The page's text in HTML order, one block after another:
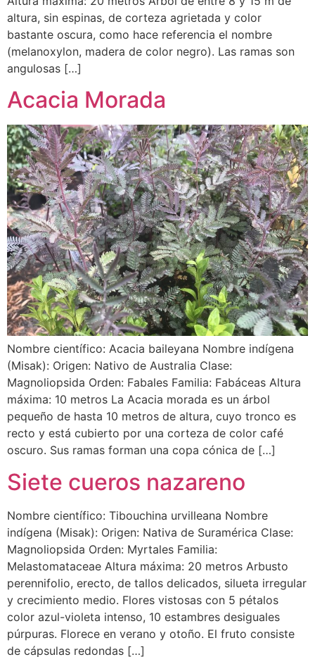
altura, sin espinas, de corteza agrietada y color
bastante oscura, como hace referencia el nombre
(melanoxylon, madera de color negro). Las ramas son
angulosas […]
Acacia Morada
Nombre científico: Acacia baileyana Nombre indígena
(Misak): Origen: Nativo de Australia Clase:
Magnoliopsida Orden: Fabales Familia: Fabáceas Altura
máxima: 10 metros La Acacia morada es un árbol
pequeño de hasta 10 metros de altura, cuyo tronco es
recto y está cubierto por una corteza de color café
oscuro. Sus ramas forman una copa cónica de […]
Siete cueros nazareno
Nombre científico: Tibouchina urvilleana Nombre
indígena (Misak): Origen: Nativa de Suramérica Clase:
Magnoliopsida Orden: Myrtales Familia:
Melastomataceae Altura máxima: 20 metros Arbusto
perennifolio, erecto, de tallos delicados, silueta irregular
y crecimiento medio. Flores vistosas con 5 pétalos
color azul-violeta intenso, 10 estambres desiguales
púrpuras. Florece en verano y otoño. El fruto consiste
de cápsulas redondas […]